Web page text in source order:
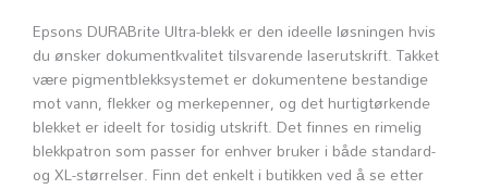
cartridge
for
WF-
7310
7830
7835
7840
Epsons DURABrite Ultra-blekk er den ideelle løsningen hvis
du ønsker dokumentkvalitet tilsvarende laserutskrift. Takket
være pigmentblekksystemet er dokumentene bestandige
mot vann, flekker og merkepenner, og det hurtigtørkende
blekket er ideelt for tosidig utskrift. Det finnes en rimelig
blekkpatron som passer for enhver bruker i både standard-
og XL-størrelser. Finn det enkelt i butikken ved å se etter